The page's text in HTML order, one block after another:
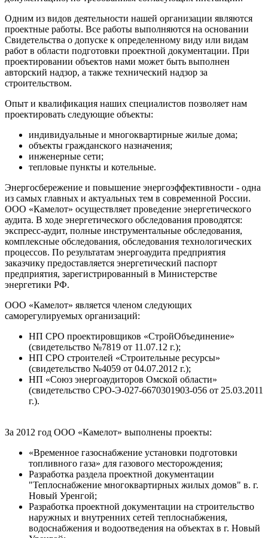
Одним из видов деятельности нашей организации являются
проектные работы. Все работы выполняются на основании
Свидетельства о допуске к определенному виду или видам
работ в области подготовки проектной документации. При
проектировании объектов нами может быть выполнен
авторский надзор, а также технический надзор за
строительством.
Опыт и квалификация наших специалистов позволяет нам
проектировать следующие объекты:
индивидуальные и многоквартирные жилые дома;
объекты гражданского назначения;
инженерные сети;
тепловые пункты и котельные.
Энергосбережение и повышение энергоэффективности - одна
из самых главных и актуальных тем в современной России.
ООО «Камелот» осуществляет проведение энергетического
аудита. В ходе энергетического обследования проводятся:
экспресс-аудит, полные инструментальные обследования,
комплексные обследования, обследования технологических
процессов. По результатам энергоаудита предприятия
заказчику предоставляется энергетический паспорт
предприятия, зарегистрированный в Министерстве
энергетики РФ.
ООО «Камелот» является членом следующих
саморегулируемых организаций:
НП СРО проектировщиков «СтройОбъединение»
(свидетельство №7819 от 11.07.12 г.);
НП СРО строителей «Строительные ресурсы»
(свидетельство №4059 от 04.07.2012 г.);
НП «Союз энергоаудиторов Омской области»
(свидетельство СРО-Э-027-6670301903-056 от 25.03.2011
г.).
За 2012 год ООО «Камелот» выполнены проекты:
«Временное газоснабжение установки подготовки
топливного газа» для газового месторождения;
Разработка раздела проектной документации
"Теплоснабжение многоквартирных жилых домов" в. г.
Новый Уренгой;
Разработка проектной документации на строительство
наружных и внутренних сетей теплоснабжения,
водоснабжения и водоотведения на объектах в г. Новый